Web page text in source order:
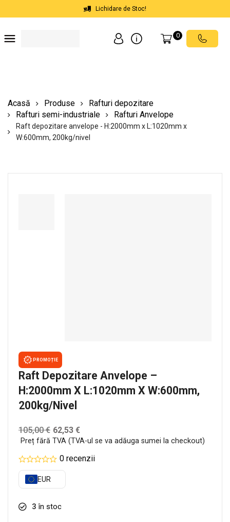
Lichidare de Stoc!
0
Acasă Produse
Rafturi depozitare
Rafturi semi-industriale
Rafturi Anvelope
Raft depozitare anvelope - H:2000mm x L:1020mm x
W:600mm, 200kg/nivel
PROMOȚIE
Raft Depozitare Anvelope –
H:2000mm X L:1020mm X W:600mm,
200kg/nivel
105,00€ 62,53 €
Preț fără TVA (TVA-ul se va adăuga sumei la checkout)
0 recenzii
EUR
3 în stoc